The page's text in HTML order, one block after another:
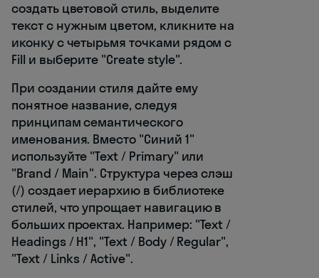
создать цветовой стиль, выделите
текст с нужным цветом, кликните на
иконку с четырьмя точками рядом с
Fill и выберите "Create style".
При создании стиля дайте ему
понятное название, следуя
принципам семантического
именования. Вместо "Синий 1"
используйте "Text / Primary" или
"Brand / Main". Структура через слэш
(/) создает иерархию в библиотеке
стилей, что упрощает навигацию в
больших проектах. Например: "Text /
Headings / H1", "Text / Body / Regular",
"Text / Links / Active".